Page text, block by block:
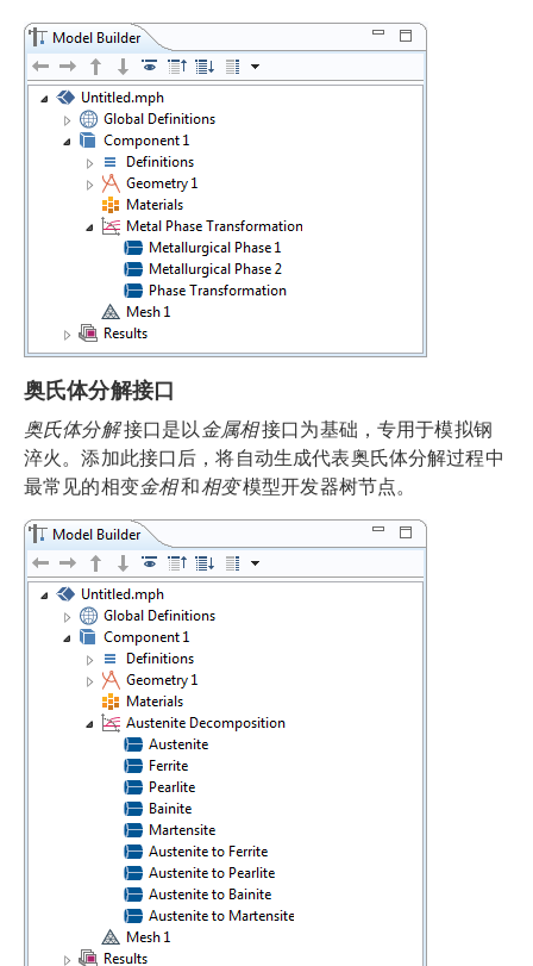
奥氏体分解接口
奥氏体分解接口是以 金属相接口为基础，专用于模拟钢
淬火。添加此接口后，将自动生成代表奥氏体分解过程中
最常见的相变金相和相变模型开发器树节点。